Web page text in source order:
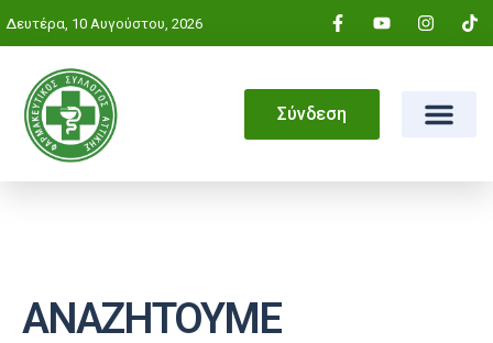
Δευτέρα, 10 Αυγούστου, 2026
Σύνδεση
ΑΝΑΖΗΤΟΥΜΕ